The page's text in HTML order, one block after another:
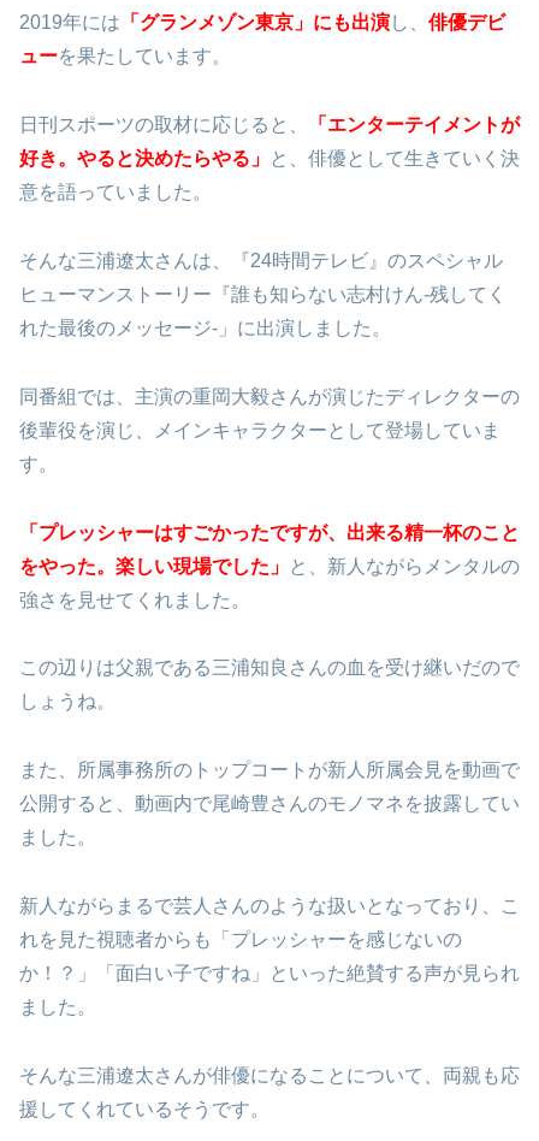
2019年には 「グランメゾン東京」にも出演し、 俳優デビ
ューを果たしています。
日刊スポーツの取材に応じると、
「エンターテイメントが
好き。やると決めたらやる」
と、俳優として生きていく決
意を語っていました。
そんな三浦遼太さんは、『24時間テレビ』のスペシャル
ヒューマンストーリー『誰も知らない志村けん-残してく
れた最後のメッセージ-」に出演しました。
同番組では、主演の重岡大毅さんが演じたディレクターの
後輩役を演じ、メインキャラクターとして登場していま
す。
「プレッシャーはすごかったですが、出来る精一杯のこと
をやった。楽しい現場でした」
と、新人ながらメンタルの
強さを見せてくれました。
この辺りは父親である三浦知良さんの血を受け継いだので
しょうね。
また、所属事務所のトップコートが新人所属会見を動画で
公開すると、動画内で尾崎豊さんのモノマネを披露してい
ました。
新人ながらまるで芸人さんのような扱いとなっており、こ
れを見た視聴者からも「プレッシャーを感じないの
か！？」「面白い子ですね」といった絶賛する声が見られ
ました。
そんな三浦遼太さんが俳優になることについて、両親も応
援してくれているそうです。